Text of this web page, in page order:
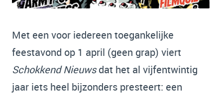
Met een voor iedereen toegankelijke
feestavond op 1 april (geen grap) viert
Schokkend Nieuwsdat het al vijfentwintig
jaar iets heel bijzonders presteert: een